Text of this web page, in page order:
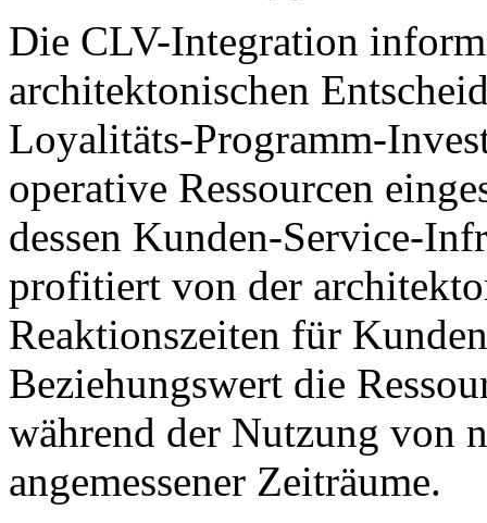
Die CLV-Integration
architektonischen
Loyalitäts-Programm-
operative Ressourcen
dessen Kunden-Service-
profitiert von der
Reaktionszeiten für
Beziehungswert die
während der Nutzung von
angemessener Zeiträume.